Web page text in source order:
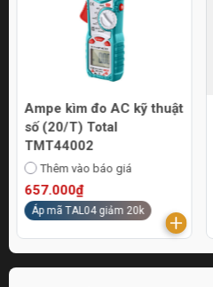
Ampe kìm đo AC kỹ thuật
số (20/T) Total
TMT44002
Thêm vào báo giá
657.000₫
Áp mã TAL04 giảm 20k